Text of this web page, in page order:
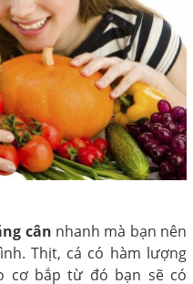
cân nhanh mà bạn nên
Thịt, cá có hàm lượng
cơ bắp từ đó bạn sẽ có